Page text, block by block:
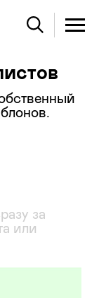
за
или